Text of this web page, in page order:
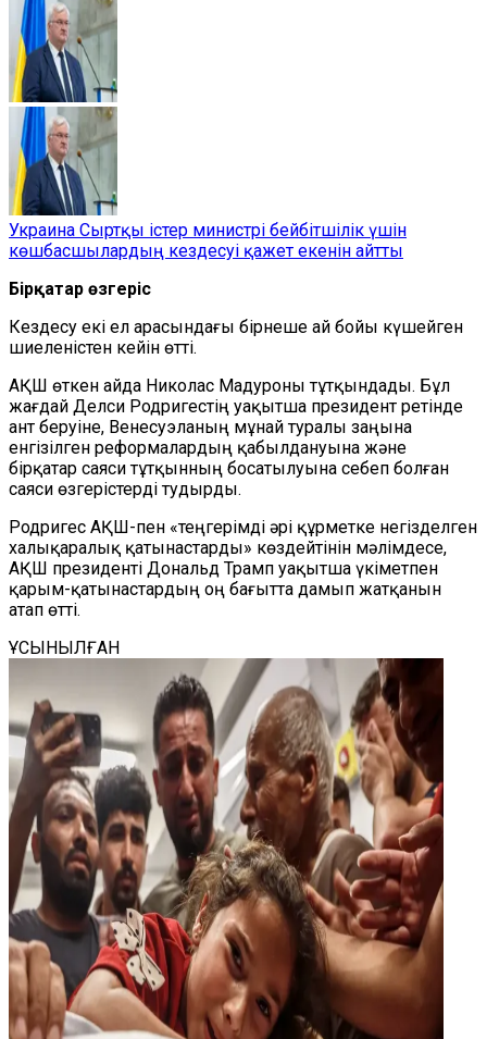
Украина Сыртқы істер министрі бейбітшілік үшін
көшбасшылардың кездесуі қажет екенін айтты
Бірқатар өзгеріс
Кездесу екі ел арасындағы бірнеше ай бойы күшейген
шиеленістен кейін өтті.
АҚШ өткен айда Николас Мадуроны тұтқындады. Бұл
жағдай Делси Родригестің уақытша президент ретінде
ант беруіне, Венесуэланың мұнай туралы заңына
енгізілген реформалардың қабылдануына және
бірқатар саяси тұтқынның босатылуына себеп болған
саяси өзгерістерді тудырды.
Родригес АҚШ-пен «теңгерімді әрі құрметке негізделген
халықаралық қатынастарды» көздейтінін мәлімдесе,
АҚШ президенті Дональд Трамп уақытша үкіметпен
қарым-қатынастардың оң бағытта дамып жатқанын
атап өтті.
ҰСЫНЫЛҒАН